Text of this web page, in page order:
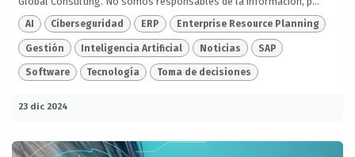
AI Ciberseguridad ERP Enterprise Resource Planning
Gestión Inteligencia Artificial Noticias SAP
Software Tecnología Toma de decisiones
23 dic 2024